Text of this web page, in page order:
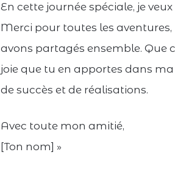
En cette journée spéciale, je
Merci pour toutes les
avons partagés ensemble. Que
joie que tu en apportes dans
de succès et de réalisations.
Avec toute mon amitié,
[Ton nom] »